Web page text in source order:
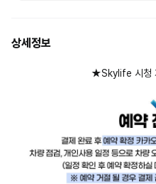
상세정보
★Skylife 시청